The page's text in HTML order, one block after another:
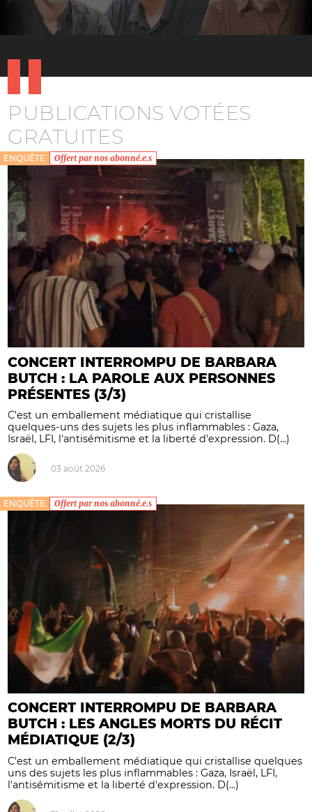
PUBLICATIONS VOTÉES
GRATUITES
ENQUÊTE Offert par nos abonné.e.s
CONCERT INTERROMPU DE BARBARA
BUTCH : LA PAROLE AUX PERSONNES
PRÉSENTES (3/3)
C'est un emballement médiatique qui cristallise
quelques-uns des sujets les plus inflammables : Gaza,
Israël, LFI, l'antisémitisme et la liberté d'expression. D(...)
03 août 2026
ENQUÊTE Offert par nos abonné.e.s
CONCERT INTERROMPU DE BARBARA
BUTCH : LES ANGLES MORTS DU RÉCIT
MÉDIATIQUE (2/3)
C'est un emballement médiatique qui cristallise quelques
uns des sujets les plus inflammables : Gaza, Israël, LFI,
l'antisémitisme et la liberté d'expression. D(...)